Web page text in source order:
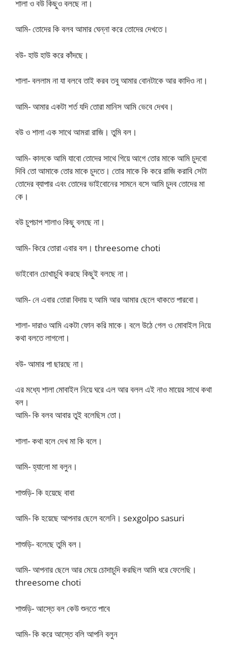
শালা ও বউ কিছুও বলছে না।
আমি- তোদের কি বলব আমার ঘেন্না করে তোদের দেখতে।
বউ- হাউ হাউ করে কাঁদছে।
শালা- বললাম না যা বলবে তাই করব তবু আমার বোনটাকে আর কাদিও না।
আমি- আমার একটা শর্ত যদি তোরা মানিস আমি ভেবে দেখব।
বউ ও শালা এক সাথে আমরা রাজি। তুমি বল।
আমি- কালকে আমি যাবো তোদের সাথে গিয়ে আগে তোর মাকে আমি চুদবো
দিবি তো আমাকে তোর মাকে চুদতে। তোর মাকে কি করে রাজি করাবি সেটা
তোদের ব্যাপার এবং তোদের ভাইবোনের সামনে বসে আমি চুদব তোদের মা
কে।
বউ চুপচাপ শালাও কিছু বলছে না।
আমি- কিরে তোরা এবার বল। threesome choti
ভাইবোন চোখাচুখি করছে কিছুই বলছে না।
আমি- নে এবার তোরা বিদায় হ আমি আর আমার ছেলে থাকতে পারবো।
শালা- দারাও আমি একটা ফোন করি মাকে। বলে উঠে গেল ও মোবাইল নিয়ে
কথা বলতে লাগলো।
বউ- আমার পা ছারছে না।
এর মধ্যে শালা মোবাইল নিয়ে ঘরে এল আর বলল এই নাও মায়ের সাথে কথা
বল।
আমি- কি বলব আবার তুই বলেছিস তো।
শালা- কথা বলে দেখ মা কি বলে।
আমি- হ্যালো মা বলুন।
শাশুড়ি- কি হয়েছে বাবা
আমি- কি হয়েছে আপনার ছেলে বলেনি। sexgolpo sasuri
শাশুড়ি- বলেছে তুমি বল।
আমি- আপনার ছেলে আর মেয়ে চোদাচুদি করছিল আমি ধরে ফেলেছি।
threesome choti
শাশুড়ি- আস্তে বল কেউ শুনতে পাবে
আমি- কি করে আস্তে বলি আপনি বলুন